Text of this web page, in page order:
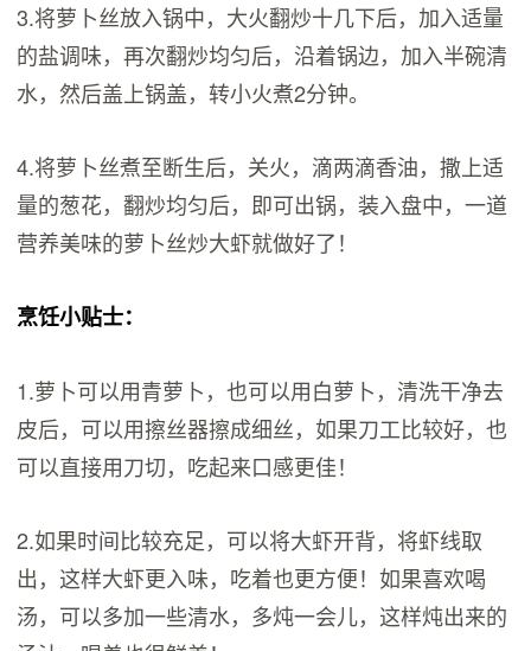
3.将萝卜丝放入锅中，大火翻炒十几下后，加入适量
的盐调味，再次翻炒均匀后，沿着锅边，加入半碗清
水，然后盖上锅盖，转小火煮2分钟。
4.将萝卜丝煮至断生后，关火，滴两滴香油，撒上适
量的葱花，翻炒均匀后，即可出锅，装入盘中，一道
营养美味的萝卜丝炒大虾就做好了！
烹饪小贴士：
1.萝卜可以用青萝卜，也可以用白萝卜，清洗干净去
皮后，可以用擦丝器擦成细丝，如果刀工比较好，也
可以直接用刀切，吃起来口感更佳！
2.如果时间比较充足，可以将大虾开背，将虾线取
出，这样大虾更入味，吃着也更方便！如果喜欢喝
汤，可以多加一些清水，多炖一会儿，这样炖出来的